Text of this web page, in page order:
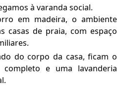
à varanda social.
em madeira, o ambiente
casas de praia, com espaço
do corpo da casa, ficam o
e uma lavanderia